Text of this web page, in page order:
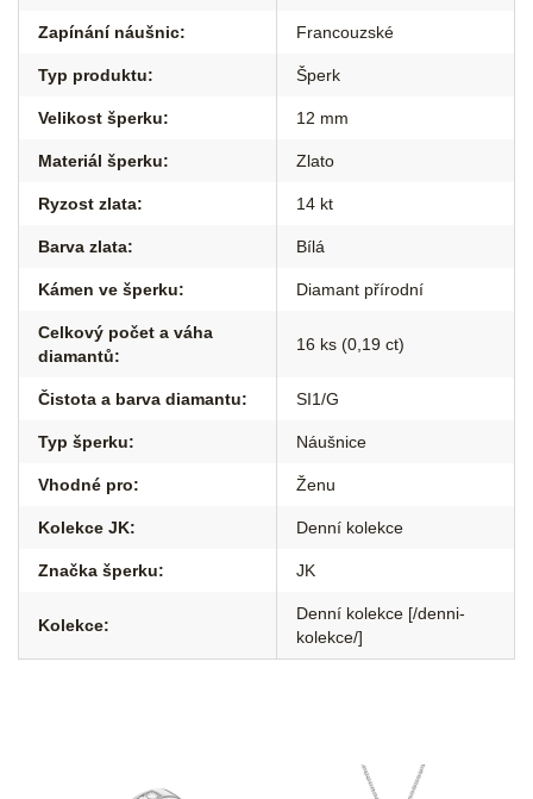
Zapínání náušnic: Francouzské
Typ produktu: Šperk
Velikost šperku: 12 mm
Materiál šperku: Zlato
Ryzost zlata: 14 kt
Barva zlata: Bílá
Kámen ve šperku: Diamant přírodní
Celkový počet a váha
diamantů:
16 ks (0,19 ct)
Čistota a barva diamantu: SI1/G
Typ šperku: Náušnice
Vhodné pro: Ženu
Kolekce JK: Denní kolekce
Značka šperku: JK
Kolekce:
Denní kolekce [/denni-
kolekce/]